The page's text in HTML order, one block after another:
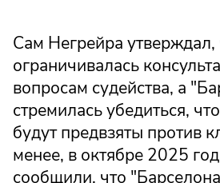
Сам Негрейра утверждал,
ограничивалась
вопросам судейства, а
стремилась убедиться,
будут предвзяты против
менее, в октябре 2025
сообщили, что